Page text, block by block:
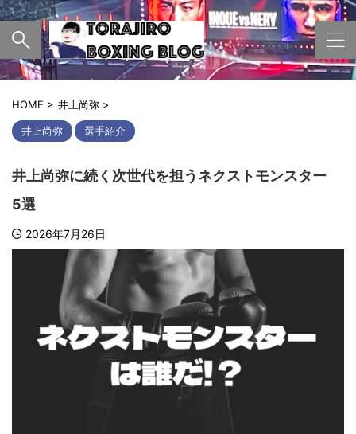
HOME > 井上尚弥 >
井上尚弥 選手紹介
井上尚弥に続く次世代を担うネクストモンスター
5選
2026年7月26日